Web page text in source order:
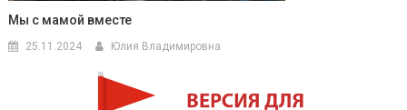
Мы с мамой вместе
25.11.2024 Юлия Владимировна